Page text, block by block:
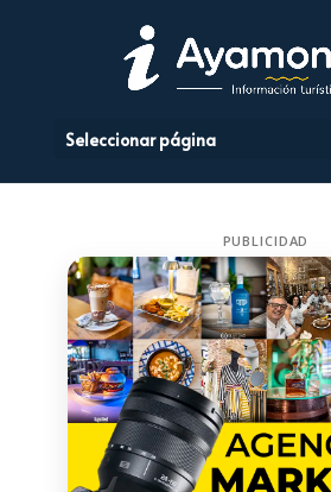
Seleccionar página
PUBLICIDAD